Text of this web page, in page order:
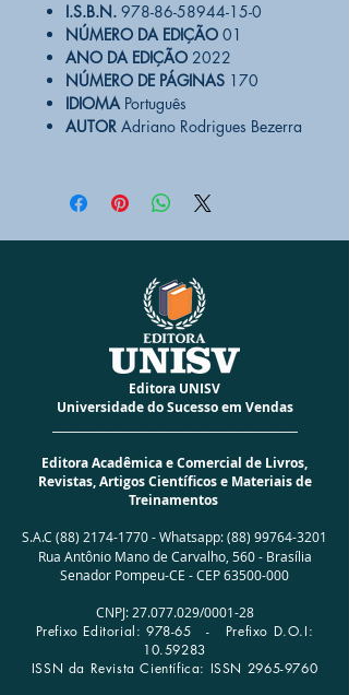
I.S.B.N. 978-86-58944-15-0
NÚMERO DA EDIÇÃO 01
ANO DA EDIÇÃO 2022
NÚMERO DE PÁGINAS 170
IDIOMAPortuguês
AUTOR Adriano Rodrigues Bezerra
Editora UNISV
Universidade do Sucesso em Vendas
Editora Acadêmica e Comercial de Livros,
Revistas, Artigos Científicos e Materiais de
Treinamentos
S.A.C (88) 2174-1770-Whatsapp:(88) 99764-3201
Rua Antônio Mano de Carvalho, 560 - Brasília
Senador Pompeu-CE - CEP63500-000
CNPJ: 27.077.029/0001­-28
Prefixo Editorial: 978-65 - Prefixo D.O.I:
10.59283
ISSN da Revista Científica: ISSN 2965-9760